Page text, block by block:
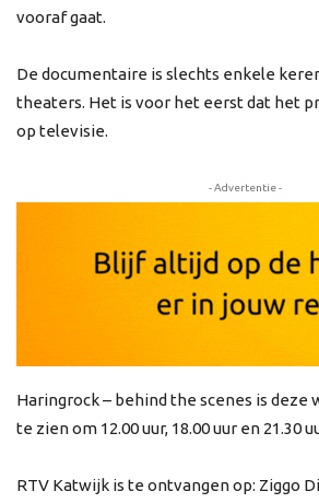
vooraf gaat.
De documentaire is slechts enkele
theaters. Het is voor het eerst dat het
op televisie.
- Advertentie -
Haringrock – behind the scenes is deze
te zien om 12.00 uur, 18.00 uur en 21.30
RTV Katwijk is te ontvangen op: Ziggo